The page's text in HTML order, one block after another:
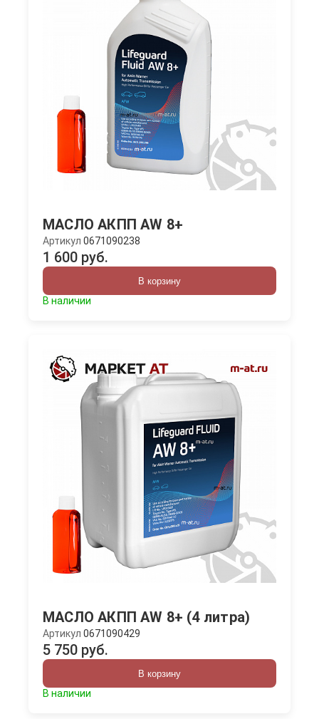
МАСЛО АКПП AW 8+
Артикул 0671090238
1 600 руб.
В корзину
В наличии
МАСЛО АКПП AW 8+ (4 литра)
Артикул 0671090429
5 750 руб.
В корзину
В наличии